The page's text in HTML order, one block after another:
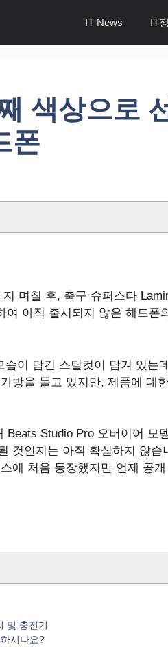
IT News IT
색상으로
폰
며칠 후, 축구 슈퍼스타
여 아직 출시되지 않은 헤드폰
이 담긴 스틸컷이 담겨 있는
방을 들고 있지만, 제품에 대
Studio Pro 오버이어 모
것인지는 아직 확실하지 않습
에 처음 등장했지만 언제 공개
및 충전기
시나요?